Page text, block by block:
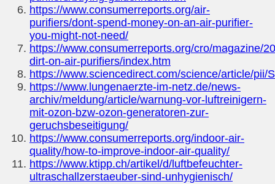
https://www.consumerreports.org/air-
purifiers/dont-spend-money-on-an-air-purifier-
you-might-not-need/
https://www.consumerreports.org/cro/magazine/
dirt-on-air-purifiers/index.htm
https://www.sciencedirect.com/science/article/pii/
https://www.lungenaerzte-im-netz.de/news-
archiv/meldung/article/warnung-vor-luftreinigern-
mit-ozon-bzw-ozon-generatoren-zur-
geruchsbeseitigung/
https://www.consumerreports.org/indoor-air-
quality/how-to-improve-indoor-air-quality/
https://www.ktipp.ch/artikel/d/luftbefeuchter-
ultraschallzerstaeuber-sind-unhygienisch/